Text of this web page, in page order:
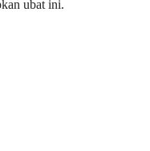
ubat ini.